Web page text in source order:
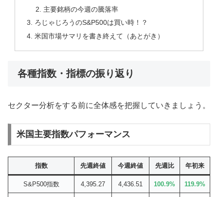
主要銘柄の今週の騰落率
ろじゃじろうのS&P500は買い時！？
米国市場サマリを書き終えて（あとがき）
各種指数・指標の振り返り
セクター分析をする前に全体感を把握していきましょう。
米国主要指数パフォーマンス
指数 先週終値 今週終値 先週比 年初来
S&P500指数 4,395.27 4,436.51 100.9% 119.9%